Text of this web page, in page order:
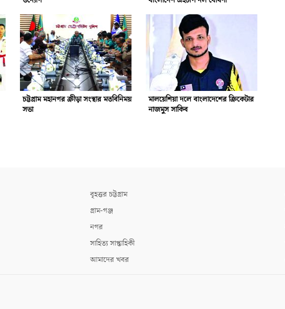
চট্টগ্রাম মহানগর ক্রীড়া সংস্থার মতবিনিময়
সভা
মালয়েশিয়া দলে বাংলাদেশের ক্রিকেটার
নাজমুস সাকিব
বৃহত্তর চট্টগ্রাম
গ্রাম-গঞ্জ
নগর
সাহিত্য সাপ্তাহিকী
আমাদের খবর